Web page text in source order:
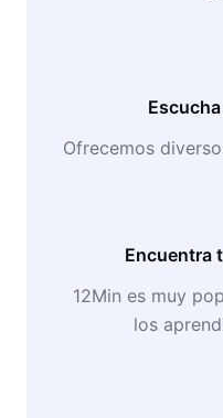
Ofrecemos
Encuentra
12Min es muy
los